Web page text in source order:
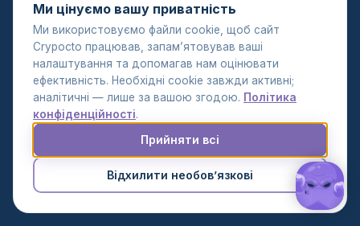
Політика конфіденційності
Умови використання
Політика AML
© 2026 Crypocto. Усі права захищено.
EN | UK | RU
Ми цінуємо вашу приватність
Ми використовуємо файли cookie, щоб сайт
Crypocto працював, запам’ятовував ваші
налаштування та допомагав нам оцінювати
ефективність. Необхідні cookie завжди активні;
аналітичні — лише за вашою згодою. Політика
конфіденційності.
Відхилити необов’язкові
Прийняти всі